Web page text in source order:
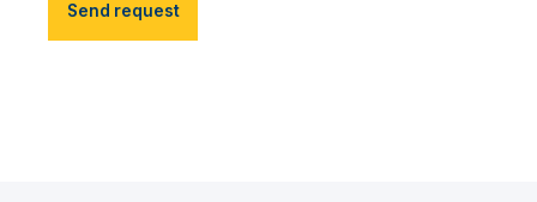
Send request